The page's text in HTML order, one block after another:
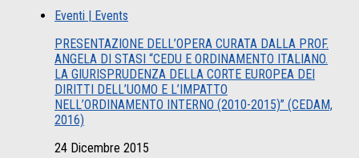
Eventi | Events
PRESENTAZIONE DELL’OPERA CURATA DALLA PROF.
ANGELA DI STASI “CEDU E ORDINAMENTO ITALIANO.
LA GIURISPRUDENZA DELLA CORTE EUROPEA DEI
DIRITTI DELL’UOMO E L’IMPATTO
NELL’ORDINAMENTO INTERNO (2010-2015)” (CEDAM,
2016)
24 Dicembre 2015